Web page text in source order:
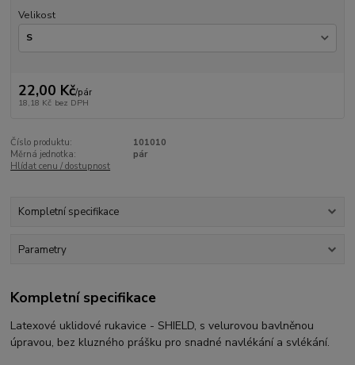
Velikost
22,00 Kč/pár
18,18 Kč bez DPH
Číslo produktu:
101010
Měrná jednotka:
pár
Hlídat cenu / dostupnost
Kompletní specifikace
Parametry
Kompletní specifikace
Latexové uklidové rukavice - SHIELD, s velurovou bavlněnou
úpravou, bez kluzného prášku pro snadné navlékání a svlékání.